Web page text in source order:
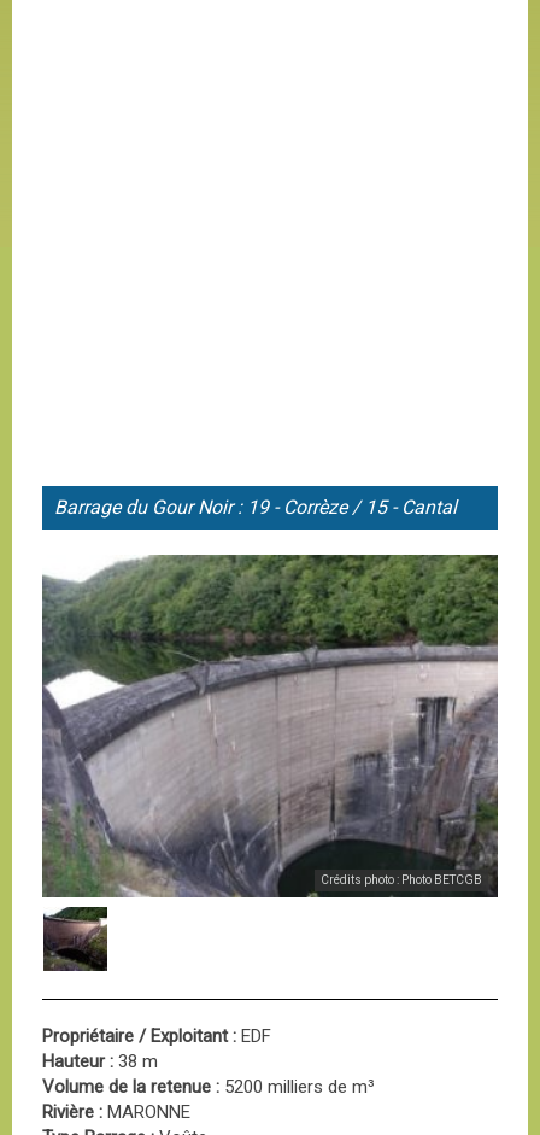
Barrage du Gour Noir : 19 - Corrèze / 15 - Cantal
Crédits photo : Photo BETCGB
Propriétaire / Exploitant : EDF
Hauteur : 38 m
Volume de la retenue : 5200 milliers de m³
Rivière : MARONNE